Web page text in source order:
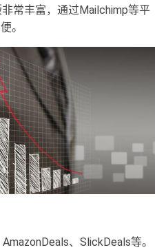
常丰富，通过Mailchimp等平
。
、SlickDeals等。